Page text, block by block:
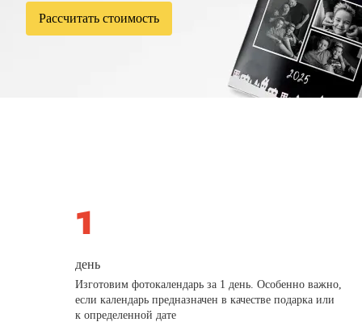
Рассчитать стоимость
день
Изготовим фотокалендарь за 1 день. Особенно важно,
если календарь предназначен в качестве подарка или
к определенной дате